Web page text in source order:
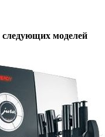
следующих моделей